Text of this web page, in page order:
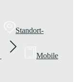
Standort-
Mobile